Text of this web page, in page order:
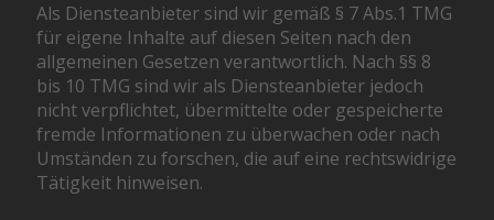
Als Diensteanbieter sind wir gemäß § 7 Abs.1 TMG
für eigene Inhalte auf diesen Seiten nach den
allgemeinen Gesetzen verantwortlich. Nach §§ 8
bis 10 TMG sind wir als Diensteanbieter jedoch
nicht verpflichtet, übermittelte oder gespeicherte
fremde Informationen zu überwachen oder nach
Umständen zu forschen, die auf eine rechtswidrige
Tätigkeit hinweisen.